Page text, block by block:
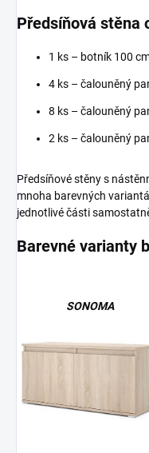
Předsíňová stěna
1 ks – botník 100
4 ks – čalouněný
8 ks – čalouněný
2 ks – čalouněný
Předsíňové stěny s
mnoha barevných
jednotlivé části
Barevné varianty
SONOMA